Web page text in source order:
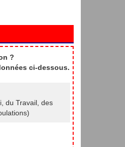
?
ci-dessous.
du Travail, des